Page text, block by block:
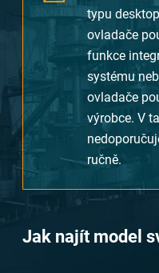
typu
ovladače
funkce
systému
ovladače
výrobce. V
ručně.
Jak najít model